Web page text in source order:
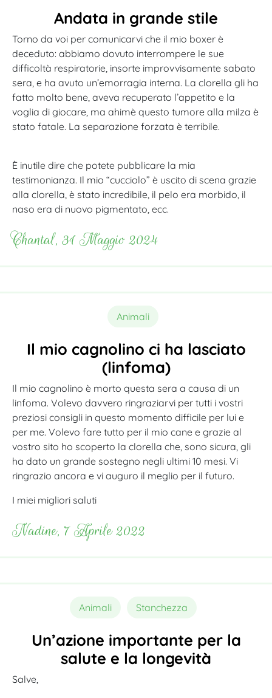
Andata in grande stile
Torno da voi per comunicarvi che il mio boxer è
deceduto: abbiamo dovuto interrompere le sue
difficoltà respiratorie, insorte improvvisamente sabato
sera, e ha avuto un’emorragia interna. La clorella gli ha
fatto molto bene, aveva recuperato l’appetito e la
voglia di giocare, ma ahimè questo tumore alla milza è
stato fatale. La separazione forzata è terribile.
È inutile dire che potete pubblicare la mia
testimonianza. Il mio “cucciolo” è uscito di scena grazie
alla clorella, è stato incredibile, il pelo era morbido, il
naso era di nuovo pigmentato, ecc.
Chantal, 31 Maggio 2024
Animali
Il mio cagnolino ci ha lasciato
(linfoma)
Il mio cagnolino è morto questa sera a causa di un
linfoma. Volevo davvero ringraziarvi per tutti i vostri
preziosi consigli in questo momento difficile per lui e
per me. Volevo fare tutto per il mio cane e grazie al
vostro sito ho scoperto la clorella che, sono sicura, gli
ha dato un grande sostegno negli ultimi 10 mesi. Vi
ringrazio ancora e vi auguro il meglio per il futuro.
I miei migliori saluti
Nadine, 7 Aprile 2022
Animali Stanchezza
Un’azione importante per la
salute e la longevità
Salve,